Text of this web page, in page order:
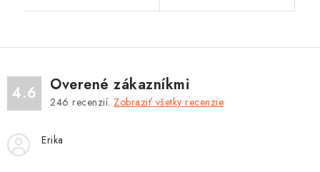
4.6 Overené zákazníkmi
246 recenzií. Zobraziť všetky recenzie
Erika